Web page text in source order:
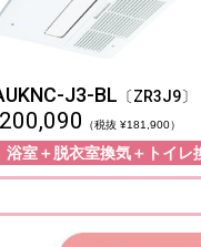
J3-BL 〔ZR3J9〕
（税抜 ¥181,900）
浴室＋脱衣室換気＋トイレ